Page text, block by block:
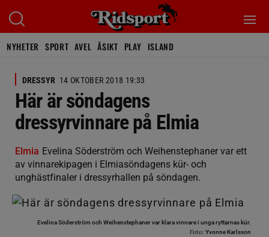
NYHETER SPORT AVEL ÅSIKT PLAY ISLAND
DRESSYR 14 OKTOBER 2018 19:33
Här är söndagens
dressyrvinnare på Elmia
Elmia Evelina Söderström och Weihenstephaner var ett
av vinnarekipagen i Elmiasöndagens kür- och
unghästfinaler i dressyrhallen på söndagen.
Evelina Söderström och Weihenstephaner var klara vinnare i unga ryttarnas kür.
Foto: Yvonne Karlsson